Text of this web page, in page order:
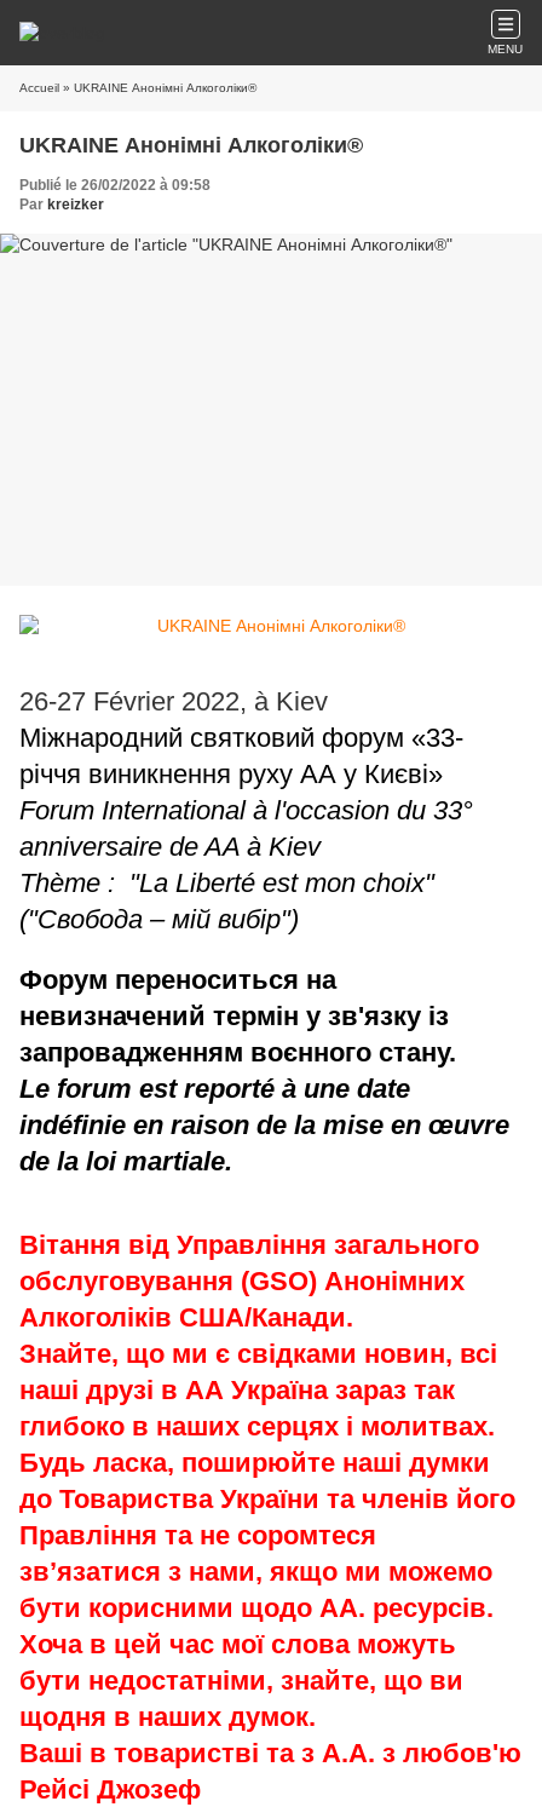
MENU
Accueil » UKRAINE Анонімні Алкоголіки®
UKRAINE Анонімні Алкоголіки®
Publié le 26/02/2022 à 09:58
Par kreizker
26-27 Février 2022, à Kiev
Міжнародний святковий форум «33-
річчя виникнення руху АА у Києві»
Forum International à l'occasion du 33°
anniversaire de AA à Kiev
Thème : "La Liberté est mon choix"
("Свобода – мій вибір")
Форум переноситься на
невизначений термін у зв'язку із
запровадженням воєнного стану.
Le forum est reporté à une date
indéfinie en raison de la mise en œuvre
de la loi martiale.
Вітання від Управління загального
обслуговування (GSO) Анонімних
Алкоголіків США/Канади.
Знайте, що ми є свідками новин, всі
наші друзі в АА Україна зараз так
глибоко в наших серцях і молитвах.
Будь ласка, поширюйте наші думки
до Товариства України та членів його
Правління та не соромтеся
зв’язатися з нами, якщо ми можемо
бути корисними щодо АА. ресурсів.
Хоча в цей час мої слова можуть
бути недостатніми, знайте, що ви
щодня в наших думок.
Ваші в товаристві та з А.А. з любов'ю
Рейсі Джозеф